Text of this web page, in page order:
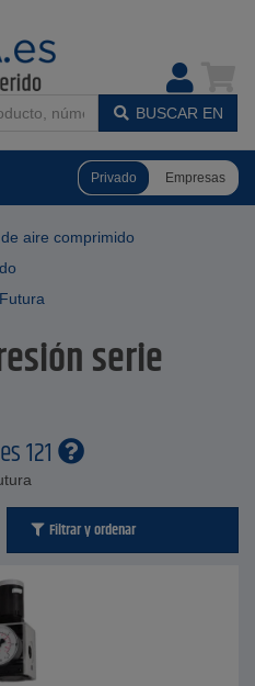
BUSCAR EN
Privado Empresas
aire comprimido
serie
121
Filtrar y ordenar